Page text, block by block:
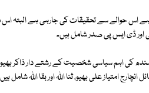
اس حوالے سے تحقیقات کی جارہی ہے البتہ
ڈی ایس پی صدر شامل ہیں۔
کی اہم سیاسی شخصیت کے رشتے دار ذاکر بھیو،
امتیاز علی بھیو، ثنا اللہ اور بقا اللہ شامل